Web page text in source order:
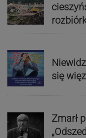
się
Zmarł